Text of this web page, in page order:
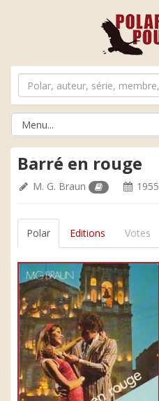
Barré en rouge
M. G. Braun 1955
Polar Editions Votes